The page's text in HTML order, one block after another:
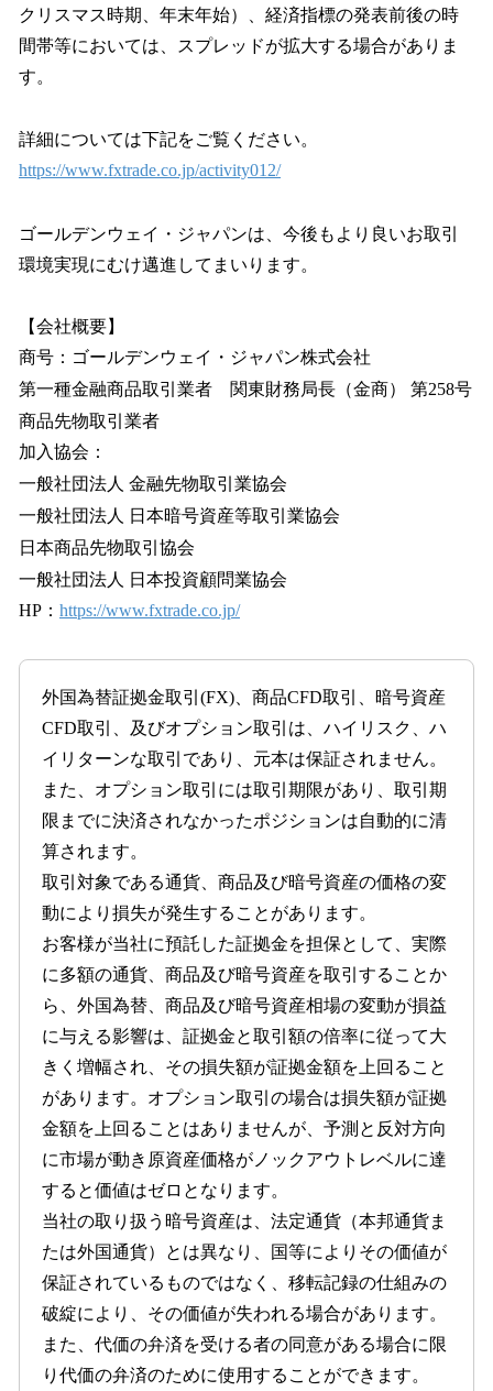
クリスマス時期、年末年始）、経済指標の発表前後の時
間帯等においては、スプレッドが拡大する場合がありま
す。
詳細については下記をご覧ください。
https://www.fxtrade.co.jp/activity012/
ゴールデンウェイ・ジャパンは、今後もより良いお取引
環境実現にむけ邁進してまいります。
【会社概要】
商号：ゴールデンウェイ・ジャパン株式会社
第一種金融商品取引業者 関東財務局長（金商） 第258号
商品先物取引業者
加入協会：
一般社団法人 金融先物取引業協会
一般社団法人 日本暗号資産等取引業協会
日本商品先物取引協会
一般社団法人 日本投資顧問業協会
HP： https://www.fxtrade.co.jp/
外国為替証拠金取引(FX)、商品CFD取引、暗号資産
CFD取引、及びオプション取引は、ハイリスク、ハ
イリターンな取引であり、元本は保証されません。
また、オプション取引には取引期限があり、取引期
限までに決済されなかったポジションは自動的に清
算されます。
取引対象である通貨、商品及び暗号資産の価格の変
動により損失が発生することがあります。
お客様が当社に預託した証拠金を担保として、実際
に多額の通貨、商品及び暗号資産を取引することか
ら、外国為替、商品及び暗号資産相場の変動が損益
に与える影響は、証拠金と取引額の倍率に従って大
きく増幅され、その損失額が証拠金額を上回ること
があります。オプション取引の場合は損失額が証拠
金額を上回ることはありませんが、予測と反対方向
に市場が動き原資産価格がノックアウトレベルに達
すると価値はゼロとなります。
当社の取り扱う暗号資産は、法定通貨（本邦通貨ま
たは外国通貨）とは異なり、国等によりその価値が
保証されているものではなく、移転記録の仕組みの
破綻により、その価値が失われる場合があります。
また、代価の弁済を受ける者の同意がある場合に限
り代価の弁済のために使用することができます。